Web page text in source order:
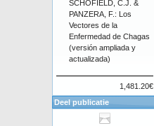
SCHOFIELD, C.J. &
PANZERA, F.: Los
Vectores de la
Enfermedad de Chagas
(versión ampliada y
actualizada)
1,481.20€
Deel publicatie